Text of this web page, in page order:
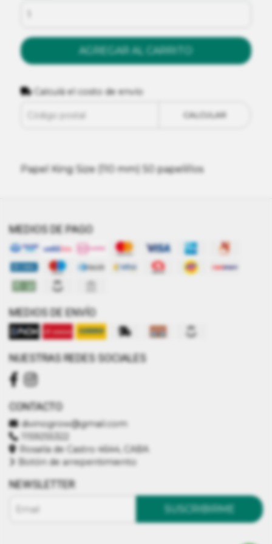
AGREGAR AL CARRITO
Calculá el costo de envío
CALCULAR
Papel King Size (110 mm) 50 papelillos
MEDIOS DE PAGO
MEDIOS DE ENVÍO
NUESTRAS REDES SOCIALES
CONTACTO
divinogrow@gmail.com
1159255322
Rosalía de Castro 4644, CABA
Botón de arrepentimiento
NEWSLETTER
SUSCRIBIRME